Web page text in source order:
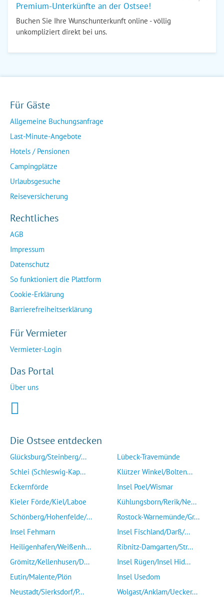
Premium-Unterkünfte an der Ostsee!
Buchen Sie Ihre Wunschunterkunft online - völlig
unkompliziert direkt bei uns.
Für Gäste
Allgemeine Buchungsanfrage
Last-Minute-Angebote
Hotels / Pensionen
Campingplätze
Urlaubsgesuche
Reiseversicherung
Rechtliches
AGB
Impressum
Datenschutz
So funktioniert die Plattform
Cookie-Erklärung
Barrierefreiheitserklärung
Für Vermieter
Vermieter-Login
Das Portal
Über uns
Die Ostsee entdecken
Glücksburg/Steinberg/...
Schlei (Schleswig-Kap...
Eckernförde
Kieler Förde/Kiel/Laboe
Schönberg/Hohenfelde/...
Insel Fehmarn
Heiligenhafen/Weißenh...
Grömitz/Kellenhusen/D...
Eutin/Malente/Plön
Neustadt/Sierksdorf/P...
Lübeck-Travemünde
Klützer Winkel/Bolten...
Insel Poel/Wismar
Kühlungsborn/Rerik/Ne...
Rostock-Warnemünde/Gr...
Insel Fischland/Darß/...
Ribnitz-Damgarten/Str...
Insel Rügen/Insel Hid...
Insel Usedom
Wolgast/Anklam/Uecker...